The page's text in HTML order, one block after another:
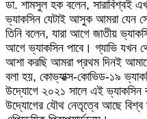
ডা. শামসুল হক বলেন, সারাবিশ্বই
ভ্যাকসিন যেটাই আসুক আমরা যেন
তিনি বলেন, যারা আগে জাতীয়
আগে ভ্যাকসিন পাবে। গ্যাভি যখন
আশা করছি আমরা প্রথম দিনই
বলা হয়, কোভ্যাক্স-কোভিড-১৯
উদ্যোগে ২০২১ সালে এই ভ্যাকসিন
উদ্যোগের যৌথ নেতৃত্বে আছে বিশ্ব